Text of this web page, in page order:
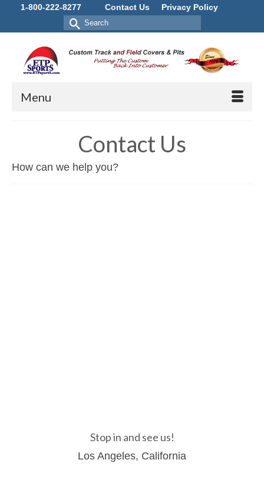
1-800-222-8277 Contact Us Privacy Policy
Search
for:
Menu
Contact Us
How can we help you?
Stop in and see us!
Los Angeles, California